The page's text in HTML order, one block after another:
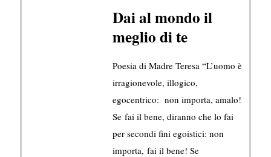
Dai al mondo il
meglio di te
Poesia di Madre Teresa “L’uomo è
irragionevole, illogico,
egocentrico: non importa, amalo!
Se fai il bene, diranno che lo fai
per secondi fini egoistici: non
importa, fai il bene! Se